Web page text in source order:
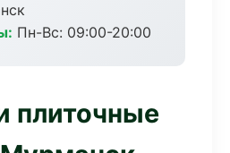
Пн-Вс: 09:00-20:00
плиточные